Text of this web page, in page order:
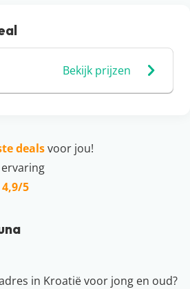
in Kroatië voor jong en oud?
Bekijk prijzen
dealsvoor jou!
ervaring
4,9/5